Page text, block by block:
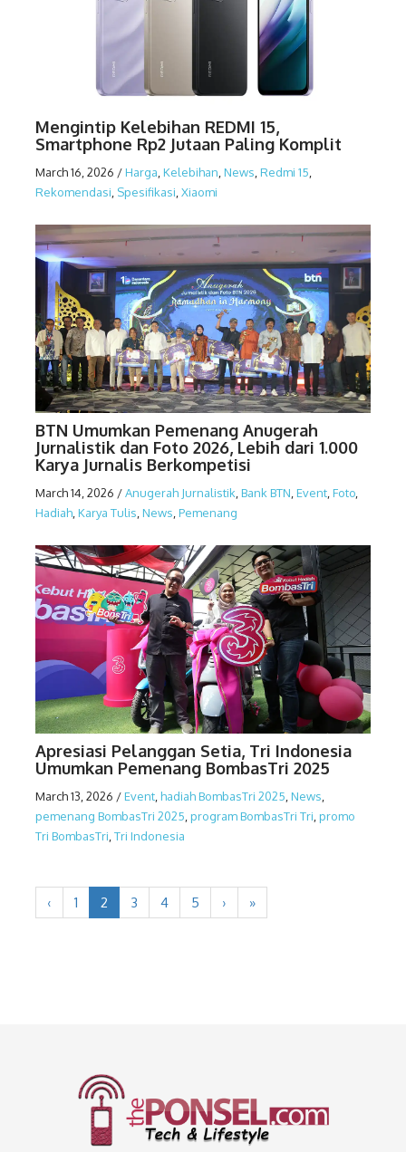
Mengintip Kelebihan REDMI 15,
Smartphone Rp2 Jutaan Paling Komplit
March 16, 2026 /Harga Kelebihan News Redmi 15
Rekomendasi Spesifikasi Xiaomi
BTN Umumkan Pemenang Anugerah
Jurnalistik dan Foto 2026, Lebih dari 1.000
Karya Jurnalis Berkompetisi
March 14, 2026 /Anugerah Jurnalistik Bank BTN Event Foto
Hadiah Karya Tulis News Pemenang
Apresiasi Pelanggan Setia, Tri Indonesia
Umumkan Pemenang BombasTri 2025
March 13, 2026 /Event,hadiah BombasTri 2025,News,
pemenang BombasTri 2025,program BombasTri Tri,promo
Tri BombasTri,Tri Indonesia
‹ 1 2 3 4 5 › »